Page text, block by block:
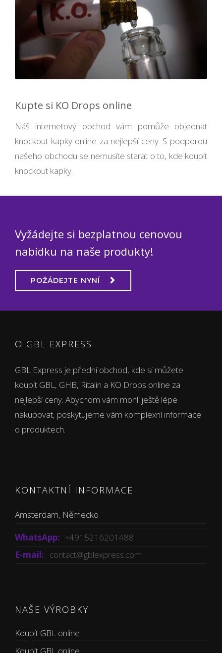
Kupte si KO Drops online
Náš internetový obchod vám pomůže objednat
knockout kapky online za nejlepší ceny. S podporou
našeho obchodu se nemusíte starat o to, kde koupit
knockout kapky.
Vyžádejte si bezplatnou cenovou
nabídku na naše produkty!
POŽÁDEJTE NYNÍ
O GBL EXPRESS
GBL Express je přední obchod, kde si můžete
koupit GBL, GHB, Ritalin a KO Drops online za
nejlepší ceny. Abychom vám mohli ještě lépe
nakupovat, poskytujeme vám komplexní informace
o produktech.
KONTAKTNÍ INFORMACE
Amsterdam, Německo
WhatsApp: +4915216201488
E-mail: contact@gblexpress.com
NAŠE VÝROBKY
Koupit GBL online